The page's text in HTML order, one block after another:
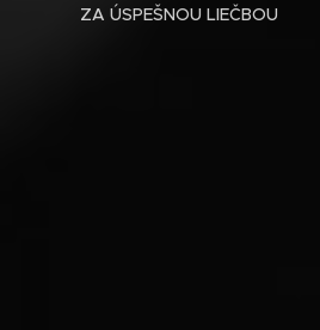
ZA ÚSPEŠNOU LIEČBOU